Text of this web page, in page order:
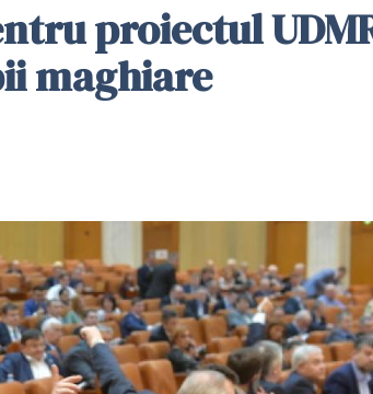
proiectul
maghiare